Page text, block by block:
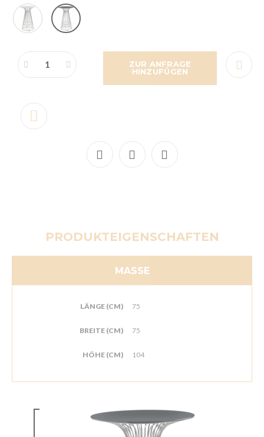
ZUR ANFRAGE
HINZUFÜGEN
PRODUKTEIGENSCHAFTEN
MASSE
LÄNGE (CM) 75
BREITE (CM) 75
HÖHE (CM) 104